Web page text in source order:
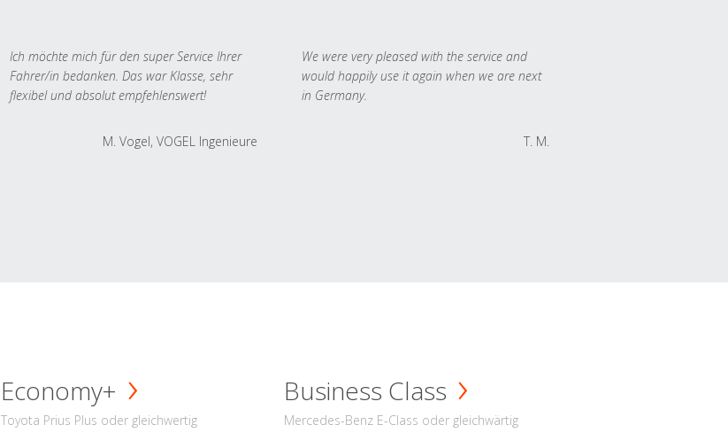
Ich möchte mich für den super Service Ihrer
Fahrer/in bedanken. Das war Klasse, sehr
flexibel und absolut empfehlenswert!
M. Vogel, VOGEL Ingenieure
We were very pleased with the service and
would happily use it again when we are next
in Germany.
T. M.
Economy+
Toyota Prius Plus oder gleichwertig
Business Class
Mercedes-Benz E-Class oder gleichwärtig